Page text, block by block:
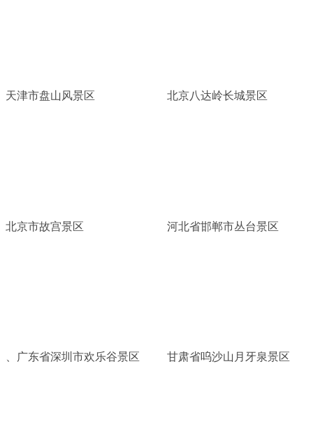
天津市盘山风景区 北京八达岭长城景区
北京市故宫景区 河北省邯郸市丛台景区
、广东省深圳市欢乐谷景区 甘肃省呜沙山月牙泉景区